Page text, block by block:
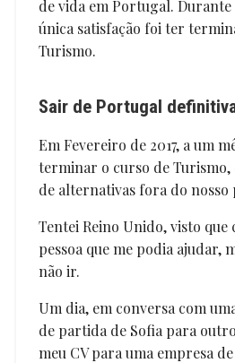
de vida em Portugal. Durante
única satisfação foi ter
Turismo.
Sair de Portugal
Em Fevereiro de 2017, a um
terminar o curso de Turismo,
de alternativas fora do nosso
Tentei Reino Unido, visto que
pessoa que me podia ajudar,
não ir.
Um dia, em conversa com
de partida de Sofia para
meu CV para uma empresa